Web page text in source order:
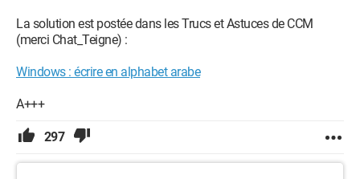
La solution est postée dans les Trucs et Astuces de CCM
(merci Chat_Teigne) :
Windows : écrire en alphabet arabe
A+++
297